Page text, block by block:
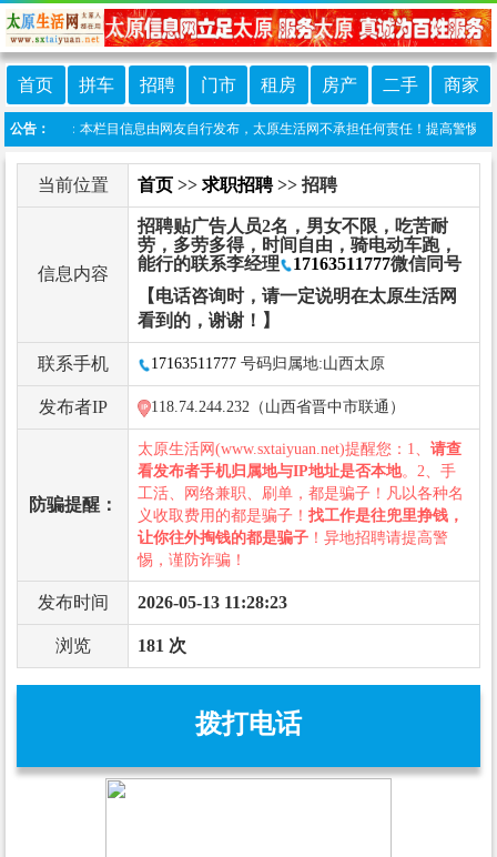
首页 拼车 招聘 门市 租房 房产 二手 商家
公告：
免责声明：本栏目信息由网友自行发布，太原生活网不承担任何责任！提高警惕，
当前位置 首页 >> 求职招聘>> 招聘
信息内容
招聘贴广告人员2名，男女不限，吃苦耐
劳，多劳多得，时间自由，骑电动车跑，
能行的联系李经理
17163511777微信同号
【电话咨询时，请一定说明在太原生活网
看到的，谢谢！】
联系手机 17163511777 号码归属地:山西太原
发布者IP 118.74.244.232（山西省晋中市联通）
防骗提醒：
太原生活网(www.sxtaiyuan.net)提醒您：1、 请查
看发布者手机归属地与IP地址是否本地。2、手
工活、网络兼职、刷单，都是骗子！凡以各种名
义收取费用的都是骗子！ 找工作是往兜里挣钱，
让你往外掏钱的都是骗子 ！异地招聘请提高警
惕，谨防诈骗！
发布时间 2026-05-13 11:28:23
浏览 181 次
拨打电话